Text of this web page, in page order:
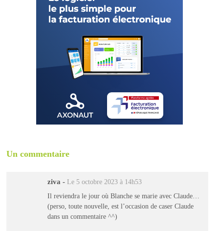
Un commentaire
ziva - Le 5 octobre 2023 à 14h53
Il reviendra le jour où Blanche se marie avec Claude…
(perso, toute nouvelle, est l’occasion de caser Claude
dans un commentaire ^^)